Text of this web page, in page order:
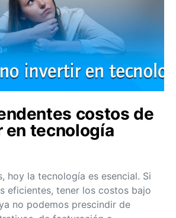
costos de
en tecnología
hoy la tecnología es esencial. Si
eficientes, tener los costos bajo
no podemos prescindir de